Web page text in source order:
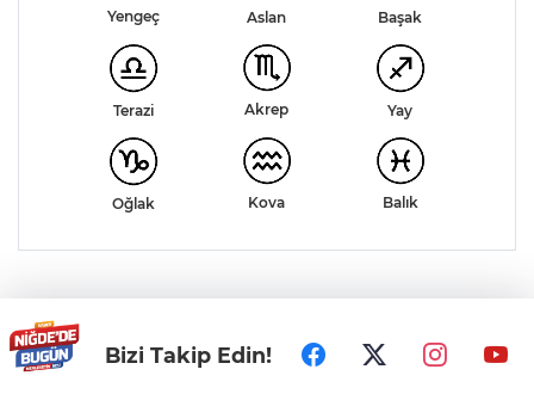
Yengeç Aslan Başak
Terazi Akrep Yay
Oğlak Kova Balık
Bizi Takip Edin!